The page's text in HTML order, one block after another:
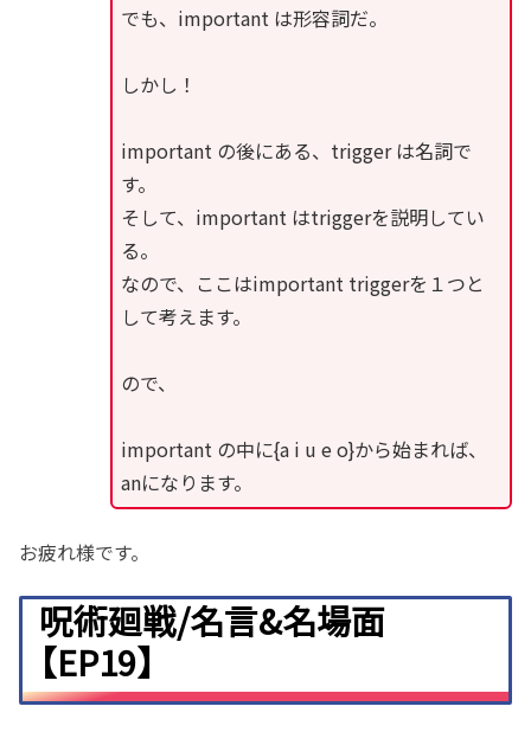
でも、important は形容詞だ。
しかし！
important の後にある、trigger は名詞で
す。
そして、important はtriggerを説明してい
る。
なので、ここはimportant triggerを１つと
して考えます。
ので、
important の中に{a i u e o}から始まれば、
anになります。
お疲れ様です。
呪術廻戦/名言&名場面
【EP19】